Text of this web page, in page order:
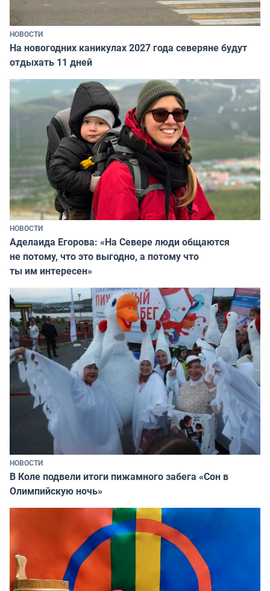
НОВОСТИ
На новогодних каникулах 2027 года северяне будут
отдыхать 11 дней
НОВОСТИ
Аделаида Егорова: «На Севере люди общаются
не потому, что это выгодно, а потому что
ты им интересен»
НОВОСТИ
В Коле подвели итоги пижамного забега «Сон в
Олимпийскую ночь»